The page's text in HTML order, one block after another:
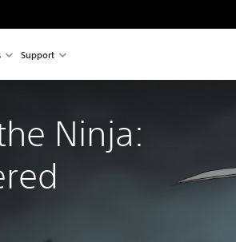
Support
Ninja: